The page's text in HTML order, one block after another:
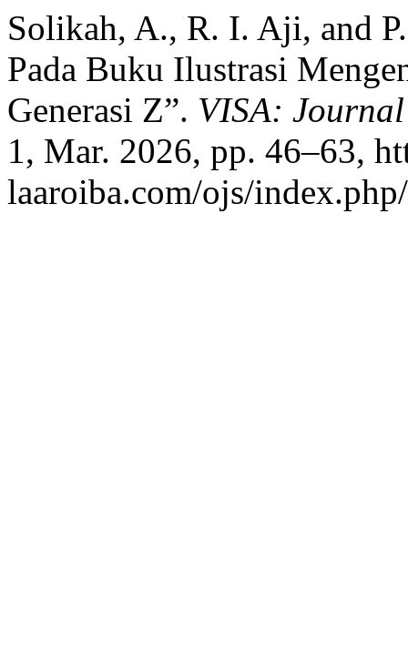
Solikah, A., R. I. Aji, and
Pada Buku Ilustrasi
Generasi Z”. VISA:
1, Mar. 2026, pp. 46–63,
laaroiba.com/ojs/